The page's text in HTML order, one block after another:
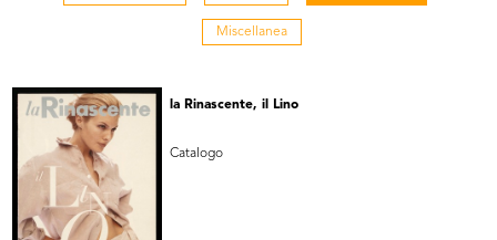
Miscellanea
la Rinascente, il Lino
Catalogo